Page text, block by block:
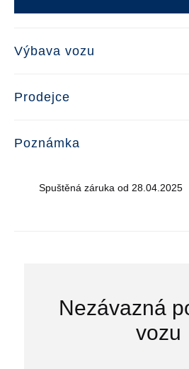
Výbava vozu
Prodejce
Poznámka
Spuštěná záruka od 28.04.2025
Nezávazná
vozu